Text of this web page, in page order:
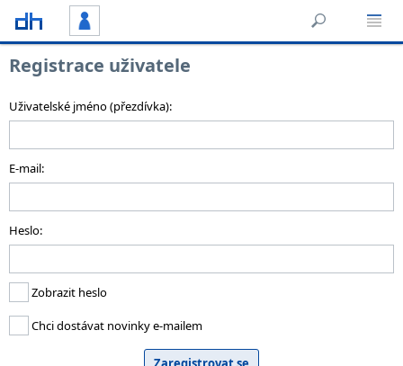
Registrace uživatele
Uživatelské jméno (přezdívka):
E-mail:
Heslo:
Zobrazit heslo
Chci dostávat novinky e-mailem